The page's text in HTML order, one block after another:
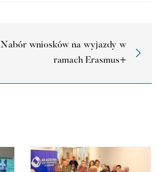
Nabór wniosków na wyjazdy w
ramach Erasmus+